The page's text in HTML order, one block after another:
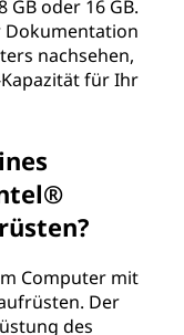
GB oder 16 GB.
Dokumentation
nachsehen,
für Ihr
Computer mit
Der
des